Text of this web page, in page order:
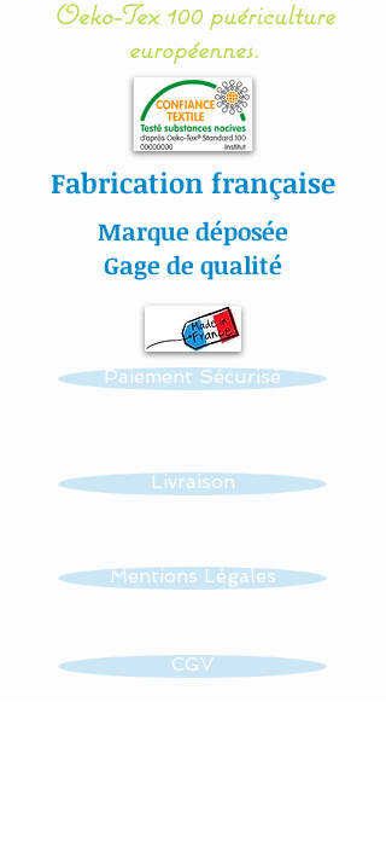
Tex.
#lacouturebytitia#faitmain
#madeinfrance#cadeaude
naissance#plaisir#bébé#li
ngedelit#mobilemusical#é
veildebébé#décorationenf
ants#baby#papillon#étoil
es#veilleuse#frenchdesign
#baby#lingedelitfaitmain
Oeko-Tex 100 puériculture
européennes.
Fabrication française
Marque déposée
Gage de qualité
Paiement Sécurisé
Livraison
Mentions Légales
CGV